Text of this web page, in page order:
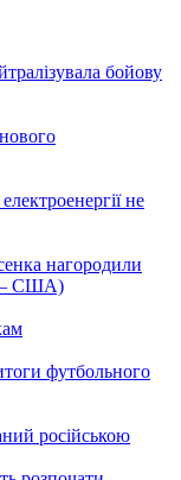
бойову
не
нагородили
– США)
футбольного
російською